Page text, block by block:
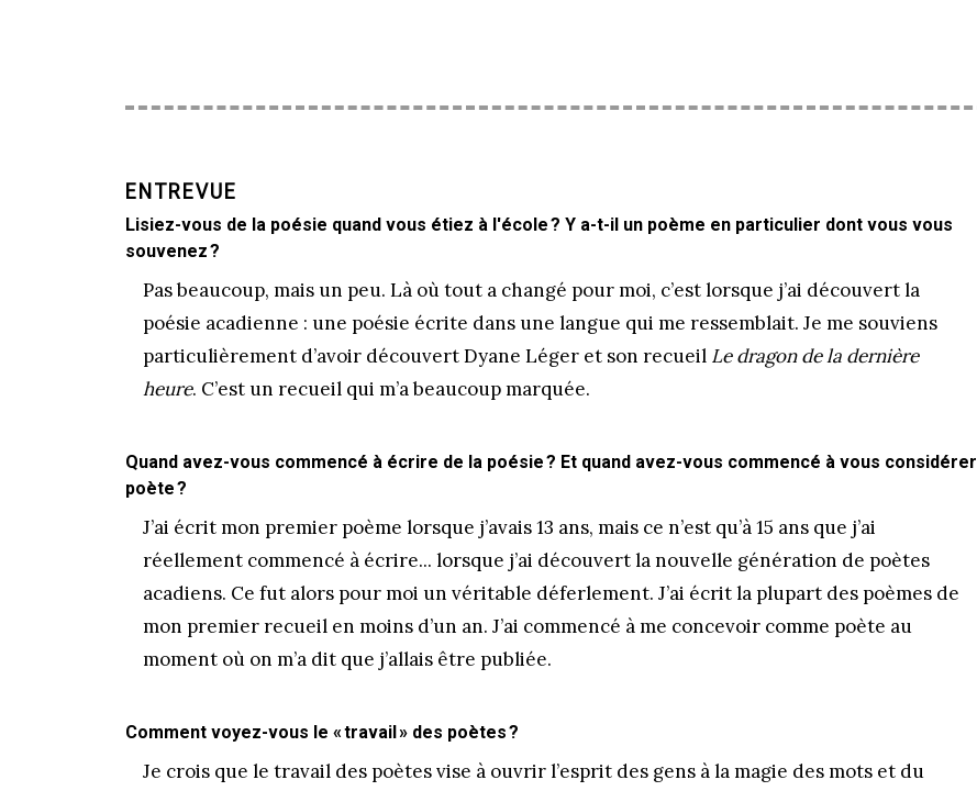
ENTREVUE
Lisiez-vous de la poésie quand vous étiez à l'école ? Y a-t-il un poème en particulier dont vous vous
souvenez ?
Pas beaucoup, mais un peu. Là où tout a changé pour moi, c’est lorsque j’ai découvert la
poésie acadienne : une poésie écrite dans une langue qui me ressemblait. Je me souviens
particulièrement d’avoir découvert Dyane Léger et son recueil Le dragon de la dernière
heure. C’est un recueil qui m’a beaucoup marquée.
Quand avez-vous commencé à écrire de la poésie ? Et quand avez-vous commencé à vous considérer
poète ?
J’ai écrit mon premier poème lorsque j’avais 13 ans, mais ce n’est qu’à 15 ans que j’ai
réellement commencé à écrire... lorsque j’ai découvert la nouvelle génération de poètes
acadiens. Ce fut alors pour moi un véritable déferlement. J’ai écrit la plupart des poèmes de
mon premier recueil en moins d’un an. J’ai commencé à me concevoir comme poète au
moment où on m’a dit que j’allais être publiée.
Comment voyez-vous le « travail » des poètes ?
Je crois que le travail des poètes vise à ouvrir l’esprit des gens à la magie des mots et du